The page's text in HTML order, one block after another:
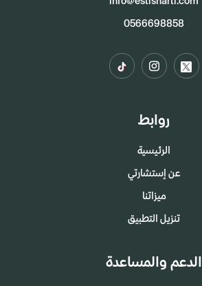
0566698858
روابط
الرئيسية
عن إستشارتي
ميزاتنا
تنزيل التطبيق
الدعم والمساعدة